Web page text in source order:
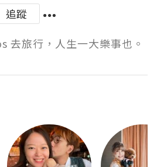
追蹤
去旅行，人生一大樂事也。